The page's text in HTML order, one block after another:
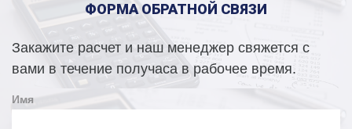
ФОРМА ОБРАТНОЙ СВЯЗИ
Закажите расчет и наш менеджер свяжется с
вами в течение получаса в рабочее время.
Имя